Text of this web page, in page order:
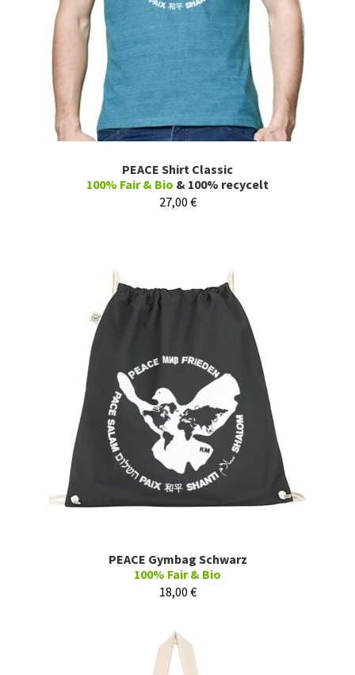
PEACE Shirt Classic
100% Fair & Bio & 100% recycelt
27,00 €
PEACE Gymbag Schwarz
100% Fair & Bio
18,00 €